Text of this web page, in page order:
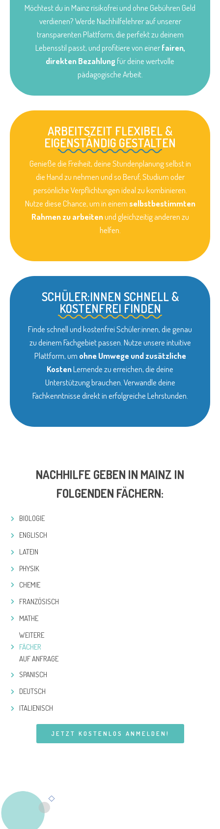
Möchtest du in Mainz risikofrei und ohne Gebühren Geld
verdienen? Werde Nachhilfelehrer auf unserer
transparenten Plattform, die perfekt zu deinem
Lebensstil passt, und profitiere von einerfairen,
direkten Bezahlungfür deine wertvolle
pädagogische Arbeit.
ARBEITSZEIT FLEXIBEL &
EIGENSTÄNDIG GESTALTEN
Genieße die Freiheit, deine Stundenplanung selbst in
die Hand zu nehmen und so Beruf, Studium oder
persönliche Verpflichtungen ideal zu kombinieren.
Nutze diese Chance, um in einemselbstbestimmten
Rahmen zu arbeitenund gleichzeitig anderen zu
helfen.
SCHÜLER:INNEN SCHNELL &
KOSTENFREI FINDEN
Finde schnell und kostenfrei Schüler:innen, die genau
zu deinem Fachgebiet passen. Nutze unsere intuitive
Plattform, um ohne Umwege und zusätzliche
KostenLernende zu erreichen, die deine
Unterstützung brauchen. Verwandle deine
Fachkenntnisse direkt in erfolgreiche Lehrstunden.
NACHHILFE GEBEN IN MAINZ IN
FOLGENDEN FÄCHERN:
BIOLOGIE
ENGLISCH
LATEIN
PHYSIK
CHEMIE
FRANZÖSISCH
MATHE
WEITERE
FÄCHER
AUF ANFRAGE
SPANISCH
DEUTSCH
ITALIENISCH
JETZT KOSTENLOS ANMELDEN!